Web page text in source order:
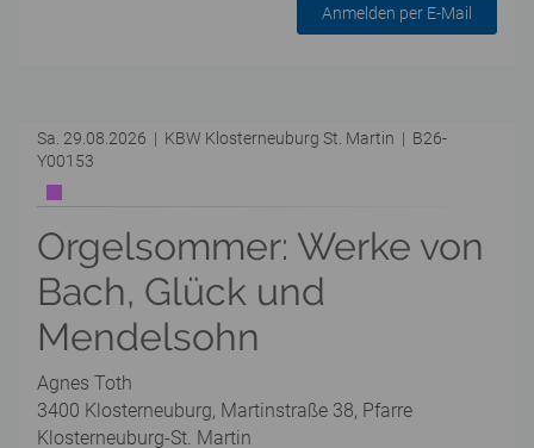
Anmelden per E-Mail
Sa. 29.08.2026 | KBW Klosterneuburg St. Martin | B26-
Y00153
Orgelsommer: Werke von
Bach, Glück und
Mendelsohn
Agnes Toth
3400 Klosterneuburg, Martinstraße 38, Pfarre
Klosterneuburg-St. Martin